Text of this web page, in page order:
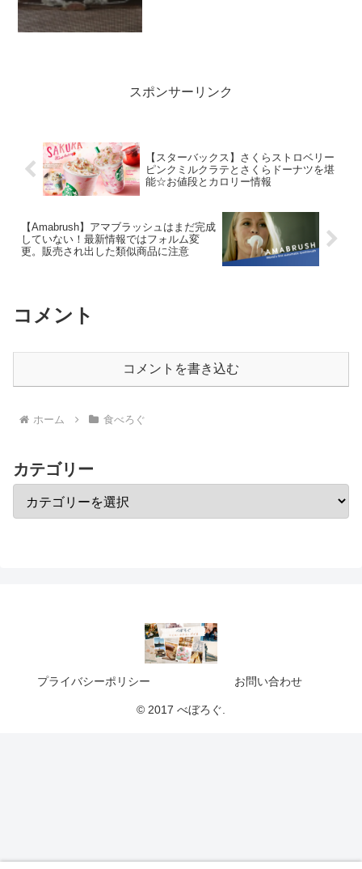
スポンサーリンク
【スターバックス】さくらストロベリー
ピンクミルクラテとさくらドーナツを堪
能☆お値段とカロリー情報
【Amabrush】アマブラッシュはまだ完成
していない！最新情報ではフォルム変
更。販売され出した類似商品に注意
コメント
コメントを書き込む
ホーム 食べろぐ
カテゴリー
プライバシーポリシー お問い合わせ
© 2017 べぼろぐ.